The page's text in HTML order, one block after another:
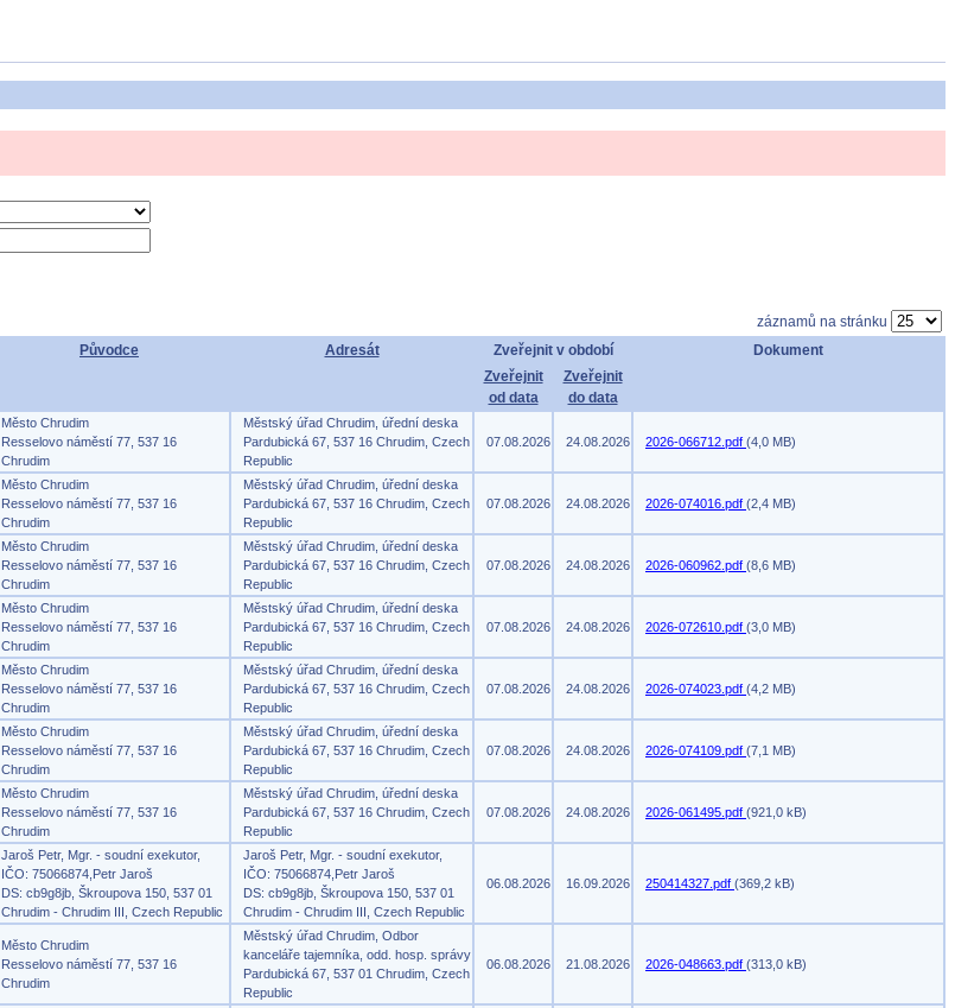
záznamů na stránku
Původce Adresát Zveřejnit v období
Dokument
Zveřejnit
od data
Zveřejnit
do data
Město Chrudim
Resselovo náměstí 77, 537 16
Chrudim
Městský úřad Chrudim, úřední deska
Pardubická 67, 537 16 Chrudim, Czech
Republic
07.08.2026 24.08.2026 2026-066712.pdf (4,0 MB)
Město Chrudim
Resselovo náměstí 77, 537 16
Chrudim
Městský úřad Chrudim, úřední deska
Pardubická 67, 537 16 Chrudim, Czech
Republic
07.08.2026 24.08.2026 2026-074016.pdf (2,4 MB)
Město Chrudim
Resselovo náměstí 77, 537 16
Chrudim
Městský úřad Chrudim, úřední deska
Pardubická 67, 537 16 Chrudim, Czech
Republic
07.08.2026 24.08.2026 2026-060962.pdf (8,6 MB)
Město Chrudim
Resselovo náměstí 77, 537 16
Chrudim
Městský úřad Chrudim, úřední deska
Pardubická 67, 537 16 Chrudim, Czech
Republic
07.08.2026 24.08.2026 2026-072610.pdf (3,0 MB)
Město Chrudim
Resselovo náměstí 77, 537 16
Chrudim
Městský úřad Chrudim, úřední deska
Pardubická 67, 537 16 Chrudim, Czech
Republic
07.08.2026 24.08.2026 2026-074023.pdf (4,2 MB)
Město Chrudim
Resselovo náměstí 77, 537 16
Chrudim
Městský úřad Chrudim, úřední deska
Pardubická 67, 537 16 Chrudim, Czech
Republic
07.08.2026 24.08.2026 2026-074109.pdf (7,1 MB)
Město Chrudim
Resselovo náměstí 77, 537 16
Chrudim
Městský úřad Chrudim, úřední deska
Pardubická 67, 537 16 Chrudim, Czech
Republic
07.08.2026 24.08.2026 2026-061495.pdf (921,0 kB)
Jaroš Petr, Mgr. - soudní exekutor,
IČO: 75066874,Petr Jaroš
DS: cb9g8jb, Škroupova 150, 537 01
Chrudim - Chrudim III, Czech Republic
Jaroš Petr, Mgr. - soudní exekutor,
IČO: 75066874,Petr Jaroš
DS: cb9g8jb, Škroupova 150, 537 01
Chrudim - Chrudim III, Czech Republic
06.08.2026 16.09.2026 250414327.pdf (369,2 kB)
Město Chrudim
Resselovo náměstí 77, 537 16
Chrudim
Městský úřad Chrudim, Odbor
kanceláře tajemníka, odd. hosp. správy
Pardubická 67, 537 01 Chrudim, Czech
Republic
06.08.2026 21.08.2026 2026-048663.pdf (313,0 kB)